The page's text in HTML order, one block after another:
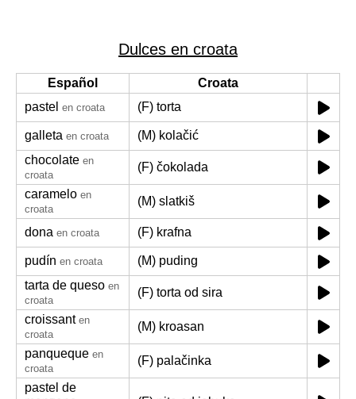
Dulces en croata
Español
Croata
pastel en croata (F) torta
galleta en croata
(M) kolačić
chocolate en
croata
(F) čokolada
caramelo en
croata
(M) slatkiš
dona en croata (F) krafna
pudín en croata
(M) puding
tarta de queso en
croata
(F) torta od sira
croissant en
croata
(M) kroasan
panqueque en
croata
(F) palačinka
pastel de